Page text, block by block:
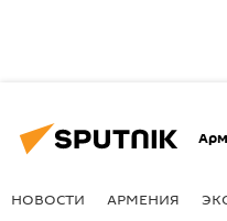
НОВОСТИ АРМЕНИЯ